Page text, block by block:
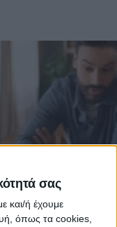
σας
και/ή έχουμε
όπως τα cookies,